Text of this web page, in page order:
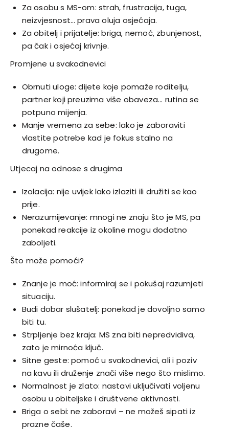
Za osobu s MS-om: strah, frustracija, tuga,
neizvjesnost… prava oluja osjećaja.
Za obitelj i prijatelje: briga, nemoć, zbunjenost,
pa čak i osjećaj krivnje.
Promjene u svakodnevici
Obrnuti uloge: dijete koje pomaže roditelju,
partner koji preuzima više obaveza… rutina se
potpuno mijenja.
Manje vremena za sebe: lako je zaboraviti
vlastite potrebe kad je fokus stalno na
drugome.
Utjecaj na odnose s drugima
Izolacija: nije uvijek lako izlaziti ili družiti se kao
prije.
Nerazumijevanje: mnogi ne znaju što je MS, pa
ponekad reakcije iz okoline mogu dodatno
zaboljeti.
Što može pomoći?
Znanje je moć: informiraj se i pokušaj razumjeti
situaciju.
Budi dobar slušatelj: ponekad je dovoljno samo
biti tu.
Strpljenje bez kraja: MS zna biti nepredvidiva,
zato je mirnoća ključ.
Sitne geste: pomoć u svakodnevici, ali i poziv
na kavu ili druženje znači više nego što mislimo.
Normalnost je zlato: nastavi uključivati voljenu
osobu u obiteljske i društvene aktivnosti.
Briga o sebi: ne zaboravi – ne možeš sipati iz
prazne čaše.